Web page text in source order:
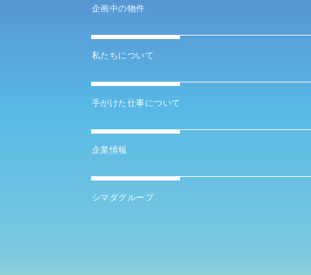
企画中の物件
私たちについて
手がけた仕事について
企業情報
シマダグループ